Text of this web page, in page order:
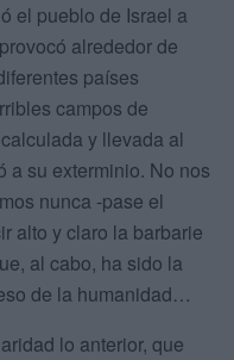
el pueblo de Israel a
alrededor de
países
campos de
y llevada al
a su exterminio. No nos
nunca -pase el
alto y claro la barbarie
al cabo, ha sido la
de la humanidad…
lo anterior, que